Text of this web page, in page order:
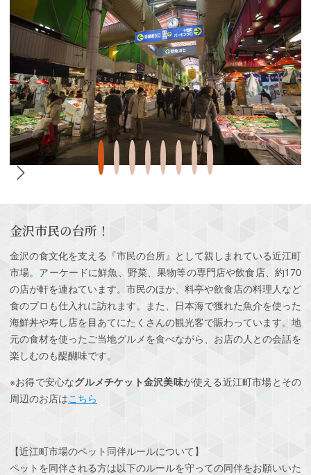
金沢市民の台所！
金沢の食文化を支える『市民の台所』として親しまれている近江町
市場。アーケードに鮮魚、野菜、果物等の専門店や飲食店、約170
の店が軒を連ねています。市民のほか、料亭や飲食店の料理人など
食のプロも仕入れに訪れます。また、日本海で獲れた魚介を使った
海鮮丼や寿し店を目あてにたくさんの観光客で賑わっています。地
元の食材を使ったご当地グルメを食べながら、お店の人との会話を
楽しむのも醍醐味です。
※お得で安心なグルメチケット金沢美味が使える近江町市場とその
周辺のお店はこちら
【近江町市場のペット同伴ルールについて】
ペットを同伴される方は以下のルールを守っての同伴をお願いいた